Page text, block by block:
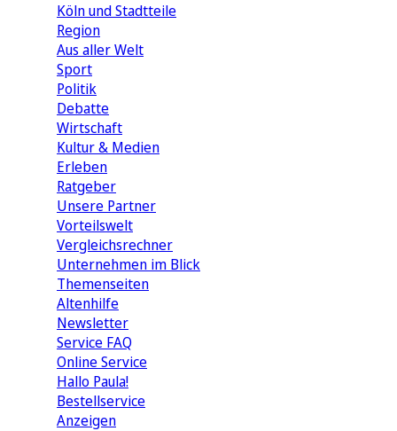
Köln und Stadtteile
Region
Aus aller Welt
Sport
Politik
Debatte
Wirtschaft
Kultur & Medien
Erleben
Ratgeber
Unsere Partner
Vorteilswelt
Vergleichsrechner
Unternehmen im Blick
Themenseiten
Altenhilfe
Newsletter
Service FAQ
Online Service
Hallo Paula!
Bestellservice
Anzeigen